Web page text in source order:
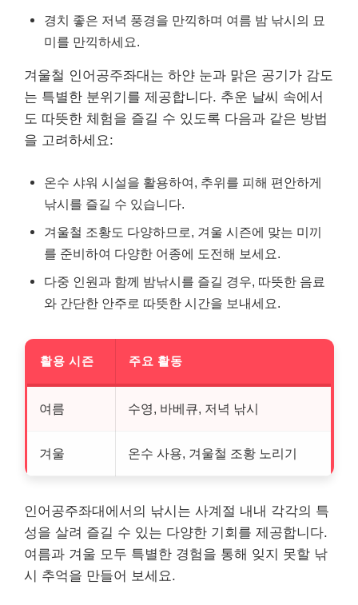
경치 좋은 저녁 풍경을 만끽하며 여름 밤 낚시의 묘
미를 만끽하세요.
겨울철 인어공주좌대는 하얀 눈과 맑은 공기가 감도
는 특별한 분위기를 제공합니다. 추운 날씨 속에서
도 따뜻한 체험을 즐길 수 있도록 다음과 같은 방법
을 고려하세요:
온수 샤워 시설을 활용하여, 추위를 피해 편안하게
낚시를 즐길 수 있습니다.
겨울철 조황도 다양하므로, 겨울 시즌에 맞는 미끼
를 준비하여 다양한 어종에 도전해 보세요.
다중 인원과 함께 밤낚시를 즐길 경우, 따뜻한 음료
와 간단한 안주로 따뜻한 시간을 보내세요.
활용 시즌 주요 활동
여름 수영, 바베큐, 저녁 낚시
겨울 온수 사용, 겨울철 조황 노리기
인어공주좌대에서의 낚시는 사계절 내내 각각의 특
성을 살려 즐길 수 있는 다양한 기회를 제공합니다.
여름과 겨울 모두 특별한 경험을 통해 잊지 못할 낚
시 추억을 만들어 보세요.